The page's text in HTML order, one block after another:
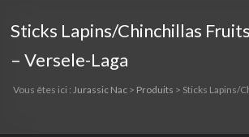
Sticks Lapins/Chinchillas
– Versele-Laga
Vous êtes ici : Jurassic Nac> Produits > Sticks Lapins/